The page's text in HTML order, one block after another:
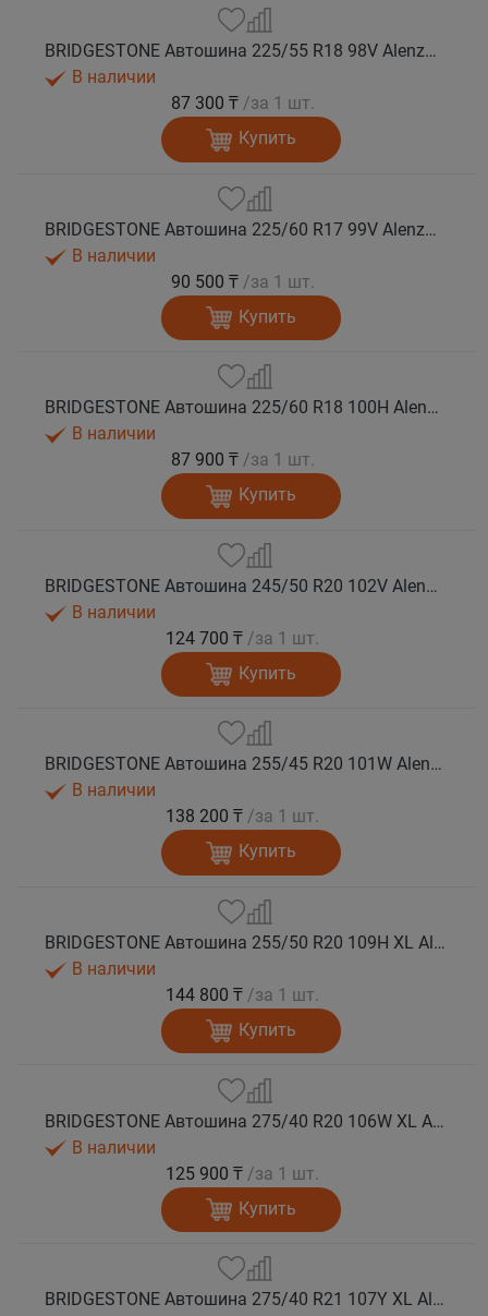
BRIDGESTONE Автошина 225/55 R18 98V Alenza 001 лето
В наличии
87 300 ₸ /за 1 шт.
Купить
BRIDGESTONE Автошина 225/60 R17 99V Alenza 001 лето
В наличии
90 500 ₸ /за 1 шт.
Купить
BRIDGESTONE Автошина 225/60 R18 100H Alenza 001 лето
В наличии
87 900 ₸ /за 1 шт.
Купить
BRIDGESTONE Автошина 245/50 R20 102V Alenza 001 лето
В наличии
124 700 ₸ /за 1 шт.
Купить
BRIDGESTONE Автошина 255/45 R20 101W Alenza 001 лето
В наличии
138 200 ₸ /за 1 шт.
Купить
BRIDGESTONE Автошина 255/50 R20 109H XL Alenza 001 лето
В наличии
144 800 ₸ /за 1 шт.
Купить
BRIDGESTONE Автошина 275/40 R20 106W XL Alenza 001 лето
В наличии
125 900 ₸ /за 1 шт.
Купить
BRIDGESTONE Автошина 275/40 R21 107Y XL Alenza 001 лето